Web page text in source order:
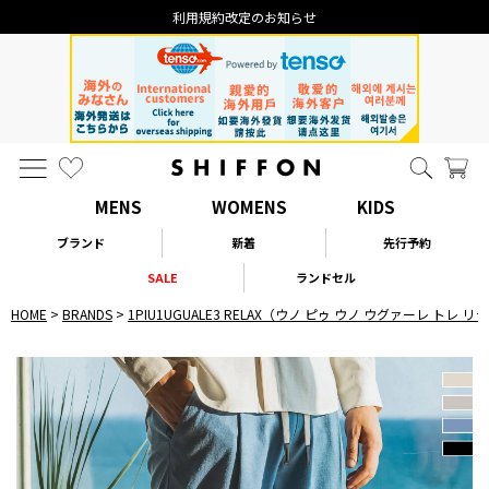
なりすまし・いたずら注文について
MENS WOMENS KIDS
ブランド 新着
先行予約
SALE
ランドセル
HOME BRANDS 1PIU1UGUALE3 RELAX（ウノ ピゥ ウノ ウグァーレ トレ リ